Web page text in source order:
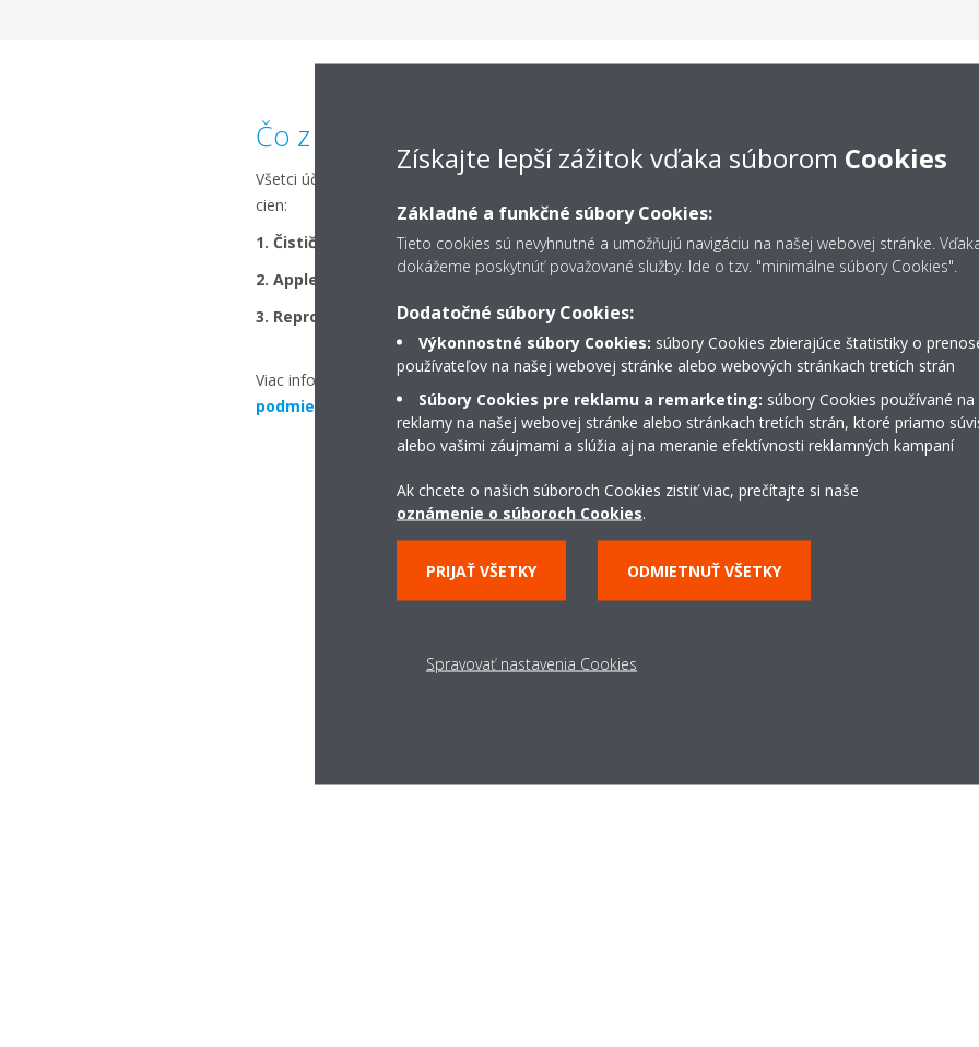
Čo z toho môžete mať?
Všetci účastníci majú šancu vyhrať jednu z nasledujúcich troch
cien:
1. Čistička vzduchu Daikin
2. Apple iPad
3. Reproduktor JBL Go2
Viac informácií nájdete vo
všeobecných obchodných
podmienkach
Získajte lepší zážitok vďaka súborom Cookies
Základné a funkčné súbory Cookies:
Tieto cookies sú nevyhnutné a umožňujú navigáciu na našej webovej stránke.
dokážeme poskytnúť považované služby. Ide o tzv. "minimálne súbory Cookies".
Dodatočné súbory Cookies:
Výkonnostné súbory Cookies: súbory Cookies zbierajúce štatistiky o
používateľov na našej webovej stránke alebo webových stránkach tretích strán
Súbory Cookies pre reklamu a remarketing: súbory Cookies používané
reklamy na našej webovej stránke alebo stránkach tretích strán, ktoré priamo
alebo vašimi záujmami a slúžia aj na meranie efektívnosti reklamných kampaní
Ak chcete o našich súboroch Cookies zistiť viac, prečítajte si naše
oznámenie o súboroch Cookies.
PRIJAŤ VŠETKY ODMIETNUŤ VŠETKY
Spravovať nastavenia Cookies